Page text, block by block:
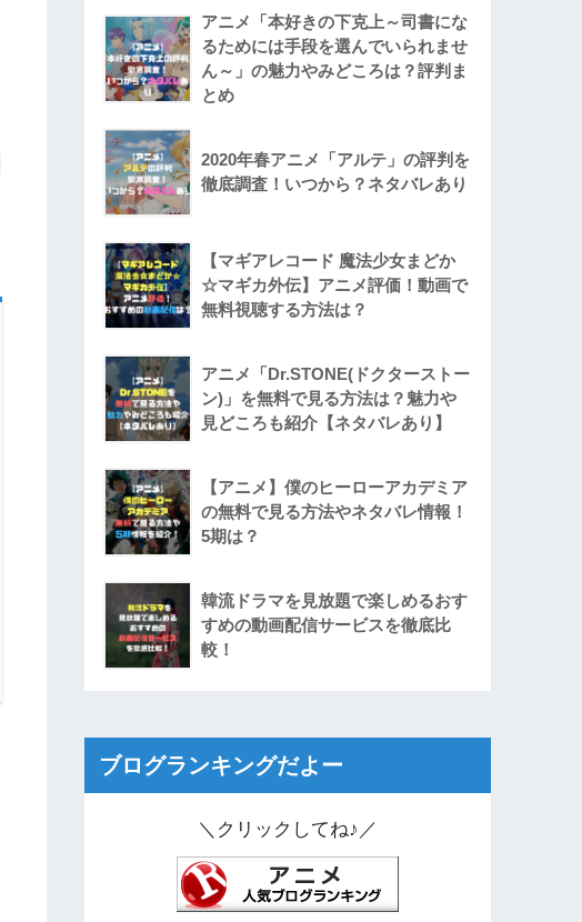
アニメ「本好きの下克上～司書にな
るためには手段を選んでいられませ
ん～」の魅力やみどころは？評判ま
とめ
2020年春アニメ「アルテ」の評判を
徹底調査！いつから？ネタバレあり
【マギアレコード 魔法少女まどか
☆マギカ外伝】アニメ評価！動画で
無料視聴する方法は？
アニメ「Dr.STONE(ドクターストー
ン)」を無料で見る方法は？魅力や
見どころも紹介【ネタバレあり】
【アニメ】僕のヒーローアカデミア
の無料で見る方法やネタバレ情報！
5期は？
韓流ドラマを見放題で楽しめるおす
すめの動画配信サービスを徹底比
較！
ブログランキングだよー
＼クリックしてね♪／